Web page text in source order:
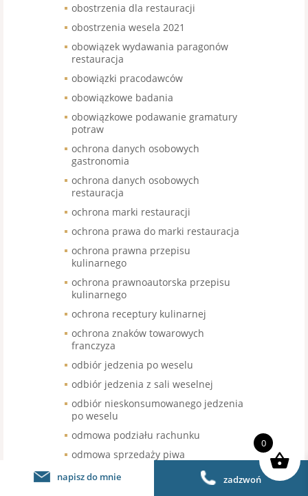
obostrzenia dla restauracji
obostrzenia wesela 2021
obowiązek wydawania paragonów
restauracja
obowiązki pracodawców
obowiązkowe badania
obowiązkowe podawanie gramatury
potraw
ochrona danych osobowych
gastronomia
ochrona danych osobowych
restauracja
ochrona marki restauracji
ochrona prawa do marki restauracja
ochrona prawna przepisu
kulinarnego
ochrona prawnoautorska przepisu
kulinarnego
ochrona receptury kulinarnej
ochrona znaków towarowych
franczyza
odbiór jedzenia po weselu
odbiór jedzenia z sali weselnej
odbiór nieskonsumowanego jedzenia
po weselu
odmowa podziału rachunku
odmowa sprzedaży piwa
odroczenie terminu wymiany kasy
napisz do mnie zadzwoń
0